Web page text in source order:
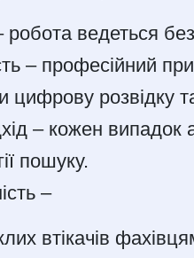
робота ведеться
– професійний
розвідку
– кожен
пошуку.
–
втікачів